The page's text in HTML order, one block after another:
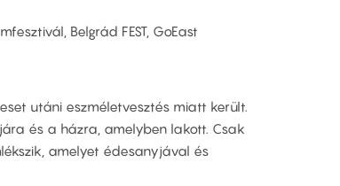
Belgrád FEST, GoEast
utáni eszméletvesztés miatt került.
és a házra, amelyben lakott. Csak
amelyet édesanyjával és